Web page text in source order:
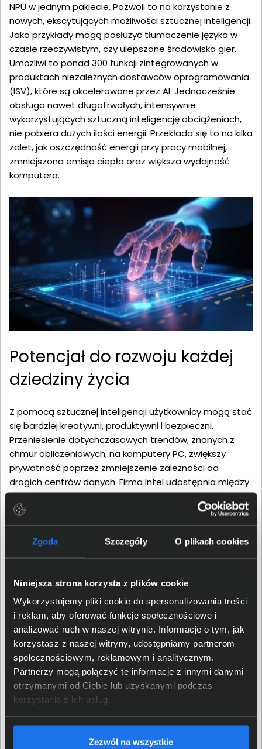
Zgoda Szczegóły O plikach cookies
Niniejsza strona korzysta z plików cookie
Wykorzystujemy pliki cookie do spersonalizowania treści
i reklam, aby oferować funkcje społecznościowe i
analizować ruch w naszej witrynie. Informacje o tym, jak
korzystasz z naszej witryny, udostępniamy partnerom
społecznościowym, reklamowym i analitycznym.
Partnerzy mogą połączyć te informacje z innymi danymi
otrzymanymi od Ciebie lub uzyskanymi podczas
korzystania z ich usług.
Zezwól na wszystkie
NPU w jednym pakiecie. Pozwoli to na korzystanie z
nowych, ekscytujących możliwości sztucznej inteligencji.
Jako przykłady mogą posłużyć tłumaczenie języka w
czasie rzeczywistym, czy ulepszone środowiska gier.
Umożliwi to ponad 300 funkcji zintegrowanych w
produktach niezależnych dostawców oprogramowania
(ISV), które są akcelerowane przez AI. Jednocześnie
obsługa nawet długotrwałych, intensywnie
wykorzystujących sztuczną inteligencję obciążeniach,
nie pobiera dużych ilości energii. Przekłada się to na kilka
zalet, jak oszczędność energii przy pracy mobilnej,
zmniejszona emisja ciepła oraz większa wydajność
komputera.
Potencjał do rozwoju każdej
dziedziny życia
Z pomocą sztucznej inteligencji użytkownicy mogą stać
się bardziej kreatywni, produktywni i bezpieczni.
Przeniesienie dotychczasowych trendów, znanych z
chmur obliczeniowych, na komputery PC, zwiększy
prywatność poprzez zmniejszenie zależności od
drogich centrów danych. Firma Intel udostępnia między
innymi oprogramowanie oneAPI i OpenVINO,
dedykowane stacje robocze i szkolenia, aby
deweloperzy mogli lepiej wykorzystać SI. Pozwoli im to
stworzyć oprogramowanie jeszcze lepiej wspierające
przyniesie nie tylko ulepszenia istniejących już